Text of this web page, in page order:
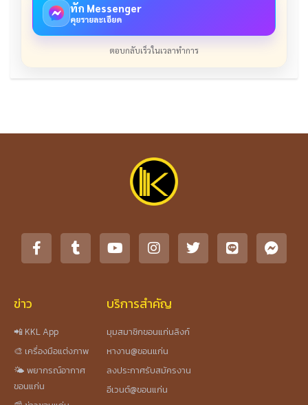
ทัก Messenger
คุยรายละเอียด
ตอบกลับเร็วในเวลาทำการ
ข่าว
📲 KKL App
🎨 เครื่องมือแต่งภาพ
🌤️ พยากรณ์อากาศ
ขอนแก่น
บริการสำคัญ
มุมสมาชิกขอนแก่นลิงก์
หางาน@ขอนแก่น
ลงประกาศรับสมัครงาน
อีเวนต์@ขอนแก่น